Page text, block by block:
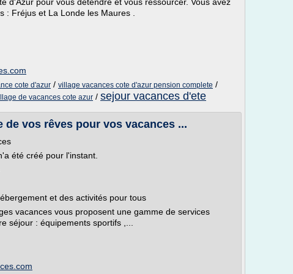
: Fréjus et La Londe les Maures .
cote d'azur / village vacances cote d'azur pension complete /
de vacances cote azur / sejour vacances d'ete
de vos rêves pour vos vacances ...
été créé pour l'instant.
et des activités pour tous
vacances vous proposent une gamme de services
séjour : équipements sportifs ,...